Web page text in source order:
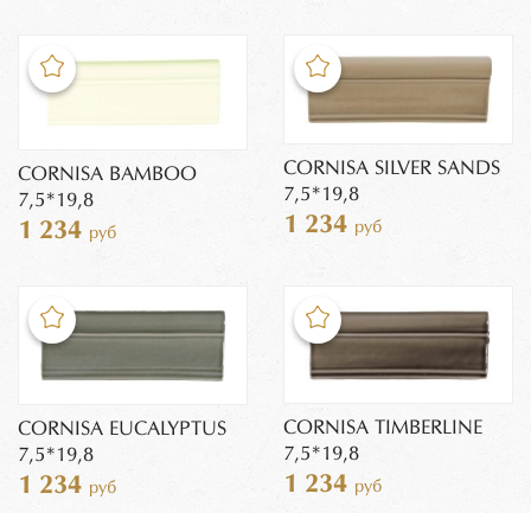
CORNISA BAMBOO
7,5*19,8
1 234 руб
CORNISA SILVER SANDS
7,5*19,8
1 234 руб
CORNISA EUCALYPTUS
7,5*19,8
1 234 руб
CORNISA TIMBERLINE
7,5*19,8
1 234 руб